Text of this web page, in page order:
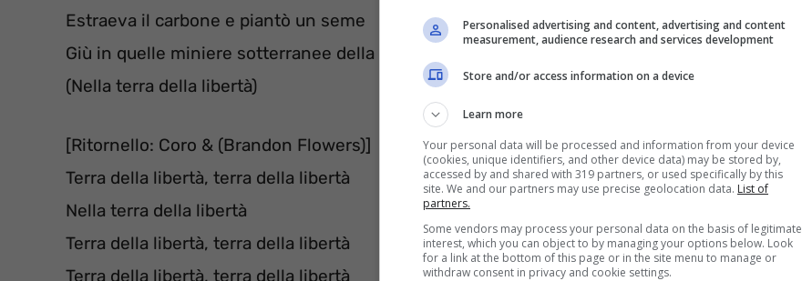
Estraeva il carbone e piantò un seme
Giù in quelle miniere sotterranee della Pennsylvania
(Nella terra della libertà)
[Ritornello: Coro & (Brandon Flowers)]
Terra della libertà, terra della libertà
Nella terra della libertà
Terra della libertà, terra della libertà
Terra della libertà, terra della libertà
Personalised advertising and content, advertising and content
measurement, audience research and services development
Store and/or access information on a device
Learn more
Your personal data will be processed and information from your device
(cookies, unique identifiers, and other device data) may be stored by,
accessed by and shared with 319 partners, or used specifically by this
site. We and our partners may use precise geolocation data. List of
partners.
Some vendors may process your personal data on the basis of legitimate
interest, which you can object to by managing your options below. Look
for a link at the bottom of this page or in the site menu to manage or
withdraw consent in privacy and cookie settings.